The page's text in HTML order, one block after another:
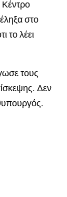
στο
το λέει
τους
Δεν